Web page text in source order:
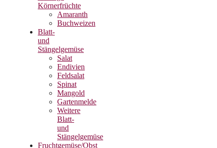
Körnerfrüchte
Amaranth
Buchweizen
Blatt-
und
Stängelgemüse
Salat
Endivien
Feldsalat
Spinat
Mangold
Gartenmelde
Weitere
Blatt-
und
Stängelgemüse
Fruchtgemüse/Obst